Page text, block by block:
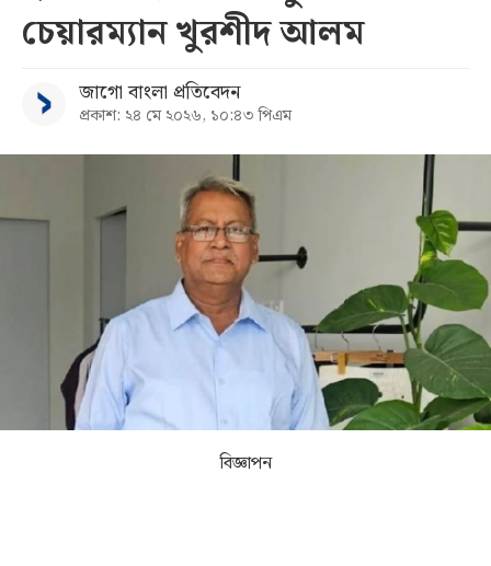
বিভাগ
চেয়ারম্যান খুরশীদ আলম
জাগো বাংলা প্রতিবেদন
প্রকাশ: ২৪ মে ২০২৬, ১০:৪৩ পিএম
বিজ্ঞাপন